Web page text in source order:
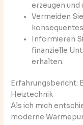
erzeugen und
Vermeiden
Informieren
finanzielle
erhalten.
Erfahrungsbericht:
Heiztechnik
Als ich mich
moderne